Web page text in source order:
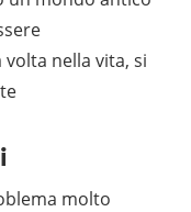
nella vita, si
molto